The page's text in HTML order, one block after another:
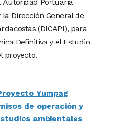
Autoridad Portuaria
la Dirección General de
(DICAPI), para
Definitiva y el Estudio
proyecto.
Yumpag
de operación y
ambientales